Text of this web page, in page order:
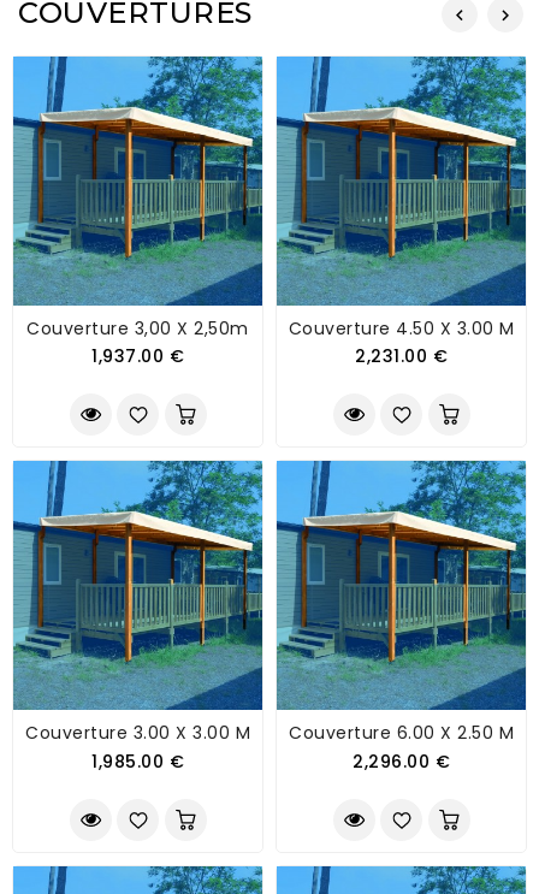
COUVERTURES
Couverture 3,00 X 2,50m
1,937.00 €
Couverture 3.00 X 3.00 M
1,985.00 €
Couverture 4.50 X 3.00 M
2,231.00 €
Couverture 6.00 X 2.50 M
2,296.00 €